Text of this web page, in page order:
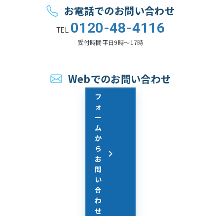
お電話でのお問い合わせ
TEL 0120-48-4116
受付時間平日9時〜17時
Webでのお問い合わせ
フ
ォ
ー
ム
か
ら
お
問
い
合
わ
せ